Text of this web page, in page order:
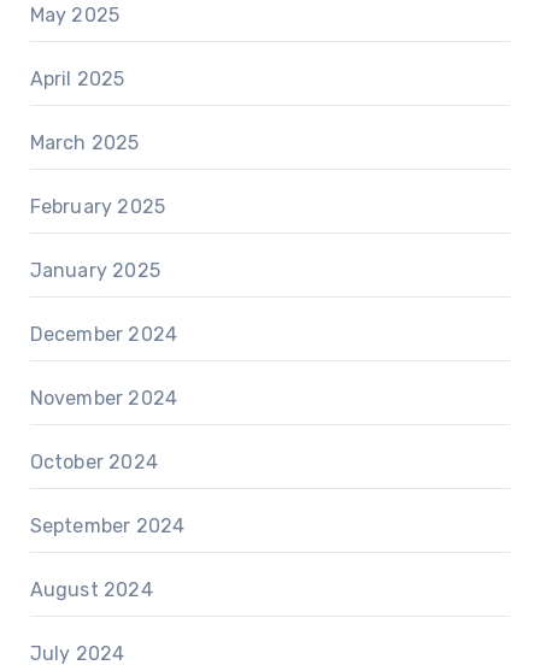
May 2025
April 2025
March 2025
February 2025
January 2025
December 2024
November 2024
October 2024
September 2024
August 2024
July 2024